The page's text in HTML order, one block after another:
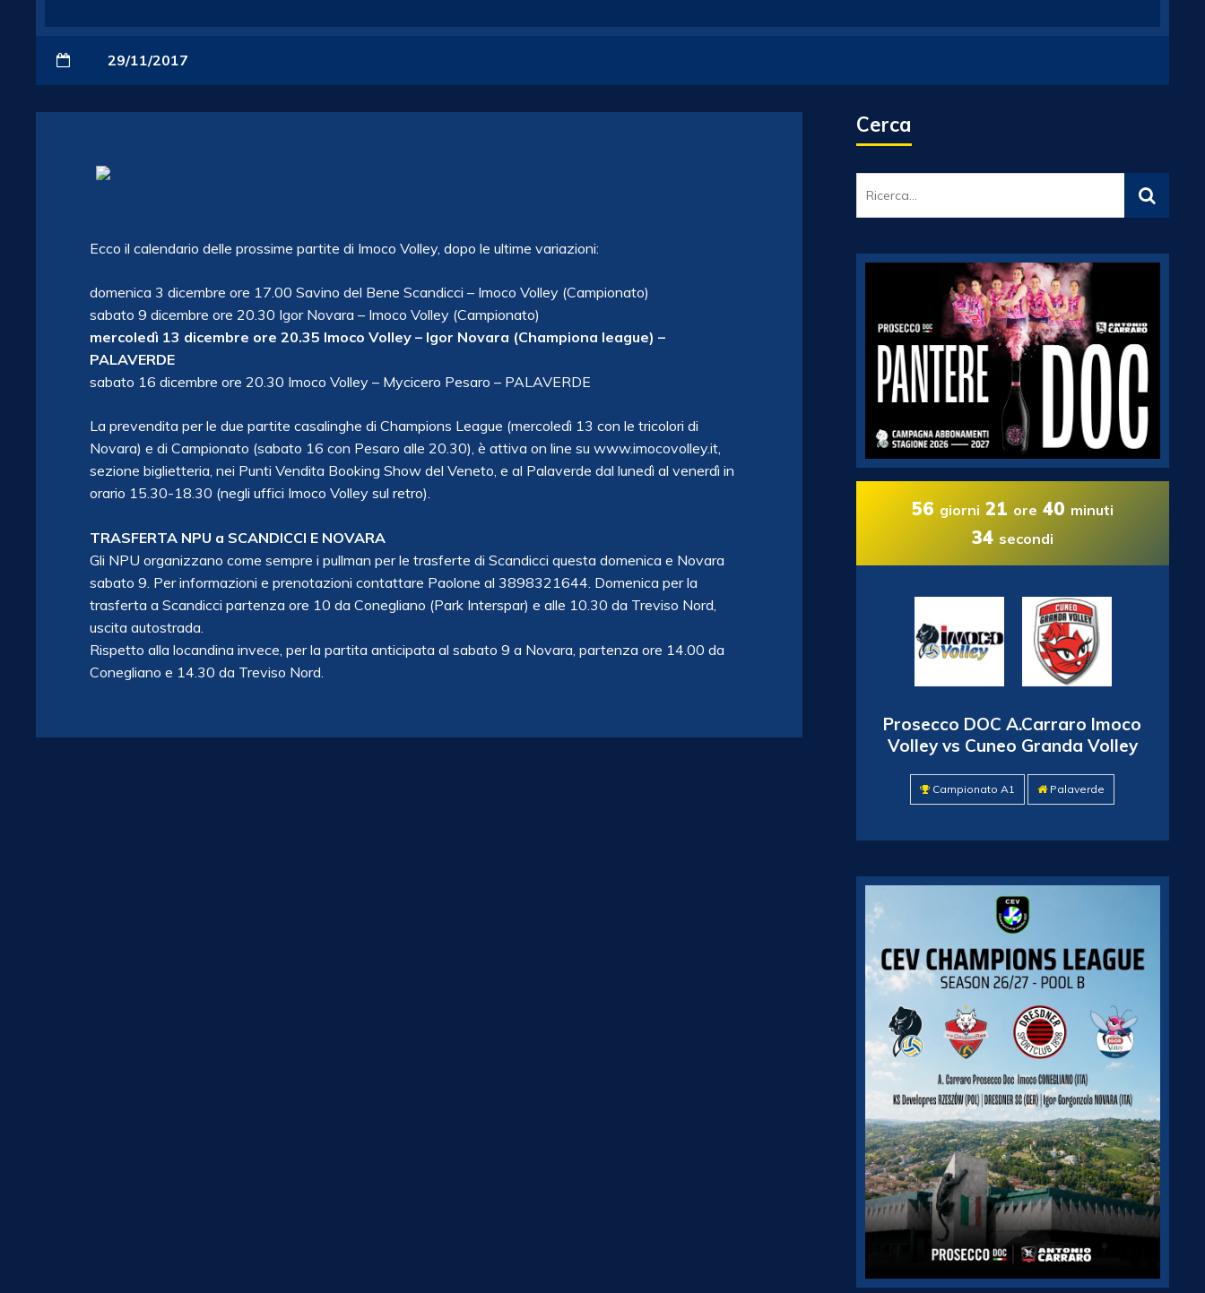
29/11/2017
Ecco il calendario delle prossime partite di Imoco Volley, dopo le ultime variazioni:
domenica 3 dicembre ore 17.00 Savino del Bene Scandicci – Imoco Volley (Campionato)
sabato 9 dicembre ore 20.30 Igor Novara – Imoco Volley (Campionato)
mercoledì 13 dicembre ore 20.35 Imoco Volley – Igor Novara (Championa league) –
PALAVERDE
sabato 16 dicembre ore 20.30 Imoco Volley – Mycicero Pesaro – PALAVERDE
La prevendita per le due partite casalinghe di Champions League (mercoledì 13 con le tricolori di
Novara) e di Campionato (sabato 16 con Pesaro alle 20.30), è attiva on line su www.imocovolley.it,
sezione biglietteria, nei Punti Vendita Booking Show del Veneto, e al Palaverde dal lunedì al venerdì in
orario 15.30-18.30 (negli uffici Imoco Volley sul retro).
TRASFERTA NPU a SCANDICCI E NOVARA
Gli NPU organizzano come sempre i pullman per le trasferte di Scandicci questa domenica e Novara
sabato 9. Per informazioni e prenotazioni contattare Paolone al 3898321644. Domenica per la
trasferta a Scandicci partenza ore 10 da Conegliano (Park Interspar) e alle 10.30 da Treviso Nord,
uscita autostrada.
Rispetto alla locandina invece, per la partita anticipata al sabato 9 a Novara, partenza ore 14.00 da
Conegliano e 14.30 da Treviso Nord.
Cerca
56 giorni 21 ore 40 minuti
33 secondi
Prosecco DOC A.Carraro Imoco
Volley vs Cuneo Granda Volley
Campionato A1 Palaverde